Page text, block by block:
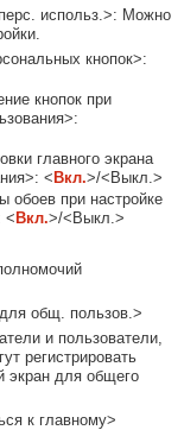
использ.>: Можно
кнопок>:
кнопок при
главного экрана
<Вкл.>/<Выкл.>
обоев при настройке
<Вкл.>/<Выкл.>
общ. пользов.>
и пользователи,
регистрировать
экран для общего
к главному>